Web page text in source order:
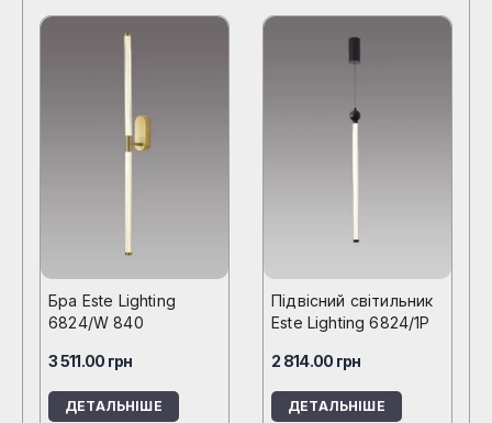
Бра Este Lighting
6824/W 840
3 511.00 грн
ДЕТАЛЬНІШЕ
Підвісний світильник
Este Lighting 6824/1P
2 814.00 грн
ДЕТАЛЬНІШЕ